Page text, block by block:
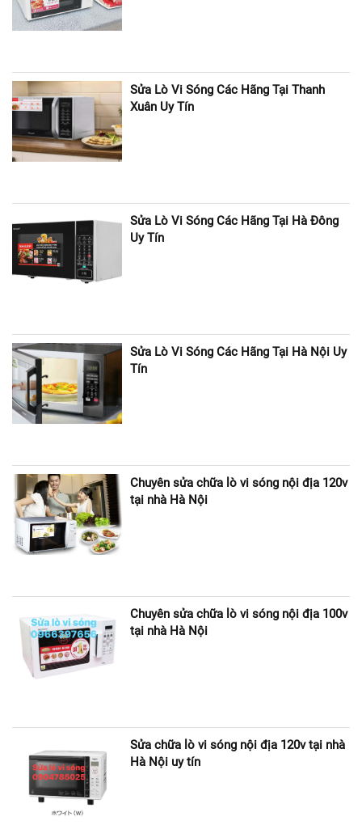
Sửa Lò Vi Sóng Các Hãng Tại Thanh
Xuân Uy Tín
Sửa Lò Vi Sóng Các Hãng Tại Hà Đông
Uy Tín
Sửa Lò Vi Sóng Các Hãng Tại Hà Nội Uy
Tín
Chuyên sửa chữa lò vi sóng nội địa 120v
tại nhà Hà Nội
Chuyên sửa chữa lò vi sóng nội địa 100v
tại nhà Hà Nội
Sửa chữa lò vi sóng nội địa 120v tại nhà
Hà Nội uy tín